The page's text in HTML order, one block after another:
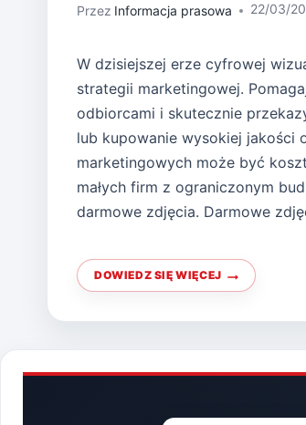
Przez Informacja prasowa 22/03/
W dzisiejszej erze cyfrowej
strategii marketingowej.
odbiorcami i skutecznie
lub kupowanie wysokiej jakości
marketingowych może być
małych firm z ograniczonym
darmowe zdjęcia. Darmowe
DOWIEDZ SIĘ WIĘCEJ
WYRÓŻNIJ
SIĘ
WIZUALNYMI